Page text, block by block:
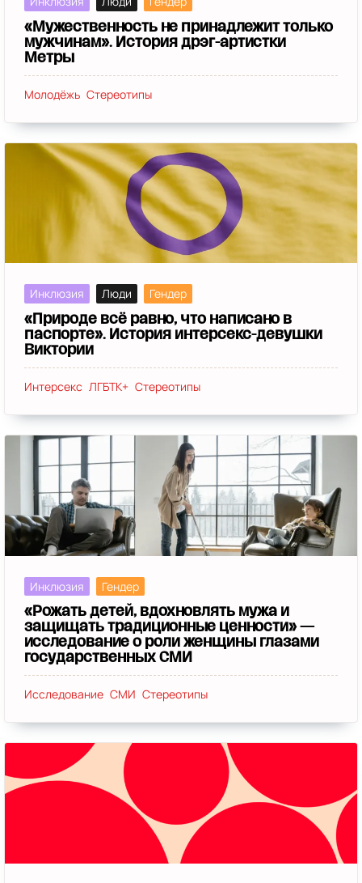
«Мужественность не принадлежит только
мужчинам». История дрэг-артистки
Метры
Молодёжь Стереотипы
Инклюзия Люди Гендер
«Природе всё равно, что написано в
паспорте». История интерсекс-девушки
Виктории
Интерсекс ЛГБТК+ Стереотипы
Инклюзия Гендер
«Рожать детей, вдохновлять мужа и
защищать традиционные ценности» —
исследование о роли женщины глазами
государственных СМИ
Исследование СМИ Стереотипы